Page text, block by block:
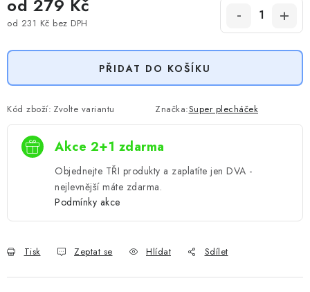
od 279 Kč
od 231 Kč bez DPH
PŘIDAT DO KOŠÍKU
Kód zboží: Zvolte variantu Značka:Super plecháček
Akce 2+1 zdarma
Objednejte TŘI produkty a zaplatíte jen DVA -
nejlevnější máte zdarma.
Podmínky akce
Tisk Zeptat se Hlídat Sdílet